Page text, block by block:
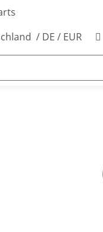
/ DE / EUR